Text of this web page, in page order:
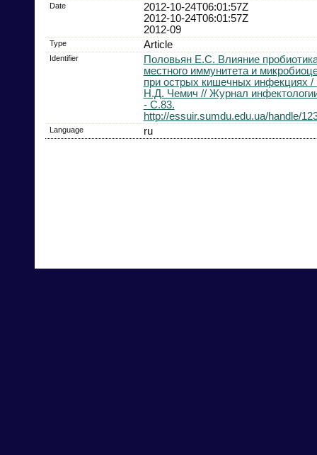
Date
2012-10-24T06:01:57Z
2012-10-24T06:01:57Z
2012-09
Type Article
Identifier
Половьян Е.С. Влияние
местного иммунитета и
при острых кишечных инфекциях
Н.Д. Чемич // Журнал
- С.83.
http://essuir.sumdu.edu.ua/handle/
Language ru